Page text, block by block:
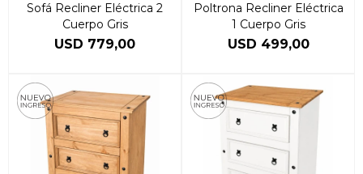
Sofá Recliner Eléctrica 2
Cuerpo Gris
USD 779,00
Poltrona Recliner Eléctrica
1 Cuerpo Gris
USD 499,00